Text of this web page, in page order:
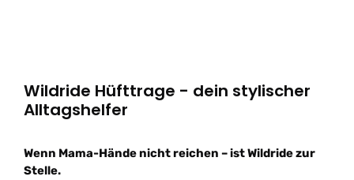
Wildride Hüfttrage - dein stylischer
Alltagshelfer
Wenn Mama-Hände nicht reichen – ist Wildride zur
Stelle.